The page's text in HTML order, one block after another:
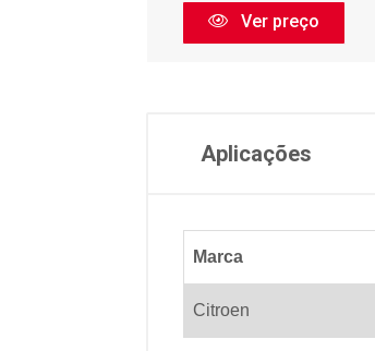
Ver preço
Aplicações
Marca
Citroen